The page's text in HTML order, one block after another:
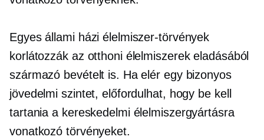
Egyes állami házi élelmiszer-törvények
korlátozzák az otthoni élelmiszerek eladásából
származó bevételt is. Ha elér egy bizonyos
jövedelmi szintet, előfordulhat, hogy be kell
tartania a kereskedelmi élelmiszergyártásra
vonatkozó törvényeket.